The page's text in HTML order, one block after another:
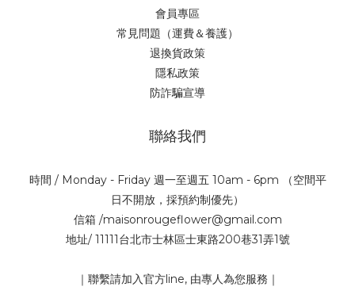
會員專區
常見問題（運費＆養護）
退換貨政策
隱私政策
防詐騙宣導
聯絡我們
時間 / Monday - Friday 週一至週五 10am - 6pm （空間平
日不開放，採預約制優先）
信箱 /maisonrougeflower@gmail.com
地址/ 11111台北市士林區士東路200巷31弄1號
｜聯繫請加入官方line, 由專人為您服務｜